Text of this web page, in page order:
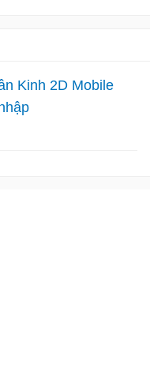
Kinh 2D Mobile